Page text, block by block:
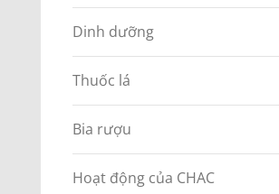
Dinh dưỡng
Thuốc lá
Bia rượu
Hoạt động của CHAC